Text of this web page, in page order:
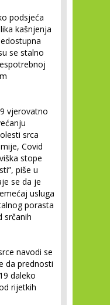
podsjeća
kašnjenja
se stalno
vjerovatno
srca
Covid
stope
piše u
se da je
usluga
porasta
srčanih
navodi se
da prednosti
daleko
rijetkih